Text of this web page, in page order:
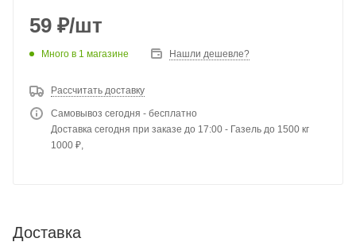
59 ₽/шт
Много в 1 магазине Нашли дешевле?
Рассчитать доставку
Самовывоз сегодня - бесплатно
Доставка сегодня при заказе до 17:00 - Газель до 1500 кг
1000 ₽,
Доставка